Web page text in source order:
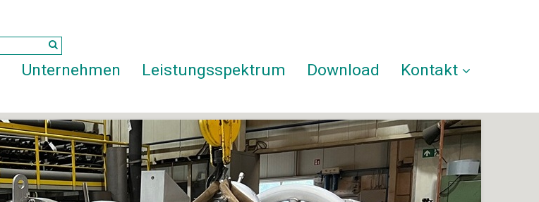
Unternehmen Leistungsspektrum Download Kontakt